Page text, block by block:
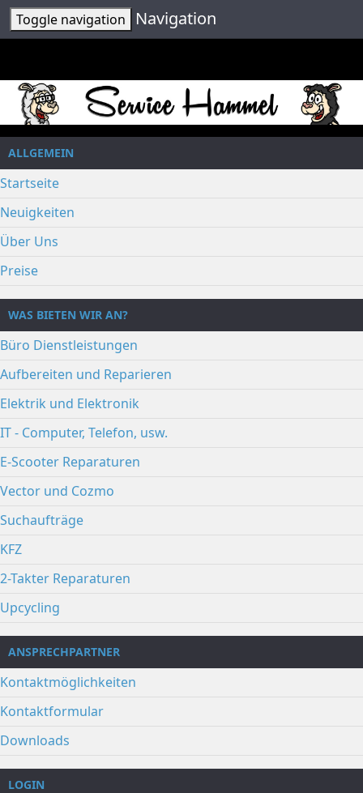
Toggle navigation Navigation
ALLGEMEIN
Startseite
Neuigkeiten
Über Uns
Preise
WAS BIETEN WIR AN?
Büro Dienstleistungen
Aufbereiten und Reparieren
Elektrik und Elektronik
IT - Computer, Telefon, usw.
E-Scooter Reparaturen
Vector und Cozmo
Suchaufträge
KFZ
2-Takter Reparaturen
Upcycling
ANSPRECHPARTNER
Kontaktmöglichkeiten
Kontaktformular
Downloads
LOGIN